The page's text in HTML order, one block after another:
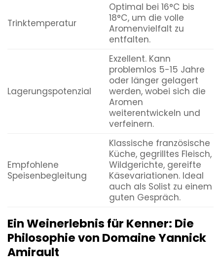
Trinktemperatur
Optimal bei 16°C bis
18°C, um die volle
Aromenvielfalt zu
entfalten.
Lagerungspotenzial
Exzellent. Kann
problemlos 5-15 Jahre
oder länger gelagert
werden, wobei sich die
Aromen
weiterentwickeln und
verfeinern.
Empfohlene
Speisenbegleitung
Klassische französische
Küche, gegrilltes Fleisch,
Wildgerichte, gereifte
Käsevariationen. Ideal
auch als Solist zu einem
guten Gespräch.
Ein Weinerlebnis für Kenner: Die
Philosophie von Domaine Yannick
Amirault